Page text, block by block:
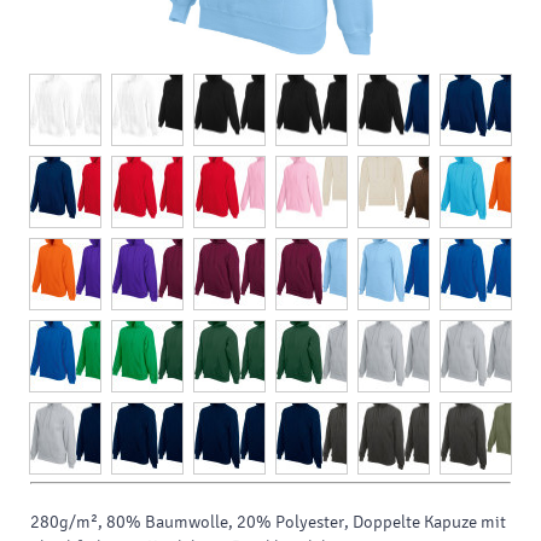
280g/m², 80% Baumwolle, 20% Polyester, Doppelte Kapuze mit